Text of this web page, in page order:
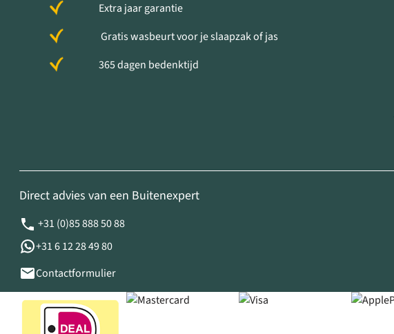
Extra jaar garantie
Gratis wasbeurt voor je slaapzak of jas
365 dagen bedenktijd
Direct advies van een Buitenexpert
+31 (0)85 888 50 88
+31 6 12 28 49 80
Contactformulier